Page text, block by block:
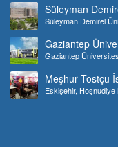
Süleyman
Süleyman Demirel
Gaziantep
Gaziantep
Meşhur Tostçu
Eskişehir,